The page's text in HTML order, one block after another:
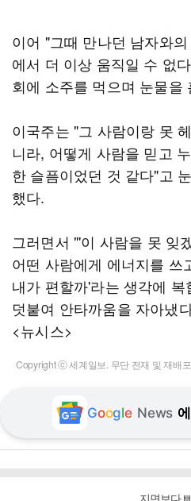
이어 "그때 만나던 남자와
에서 더 이상 움직일 수 없
회에 소주를 먹으며 눈물을
이국주는 "그 사람이랑 못
니라, 어떻게 사람을 믿고
한 슬픔이었던 것 같다"고
했다.
그러면서 "'이 사람을 못 잊
어떤 사람에게 에너지를 쓰
내가 편할까'라는 생각에
덧붙여 안타까움을 자아냈
<뉴시스>
Copyright ⓒ 세계일보. 무단 전재 및 재배
Google News
지면보다